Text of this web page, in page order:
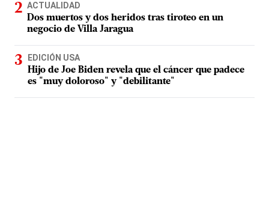
ACTUALIDAD
Dos muertos y dos heridos tras tiroteo en un
negocio de Villa Jaragua
EDICIÓN USA
Hijo de Joe Biden revela que el cáncer que padece
es "muy doloroso" y "debilitante"